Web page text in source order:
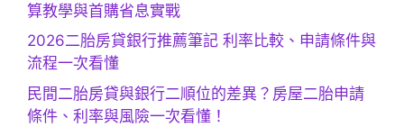
算教學與首購省息實戰
2026二胎房貸銀行推薦筆記 利率比較、申請條件與
流程一次看懂
民間二胎房貸與銀行二順位的差異？房屋二胎申請
條件、利率與風險一次看懂！